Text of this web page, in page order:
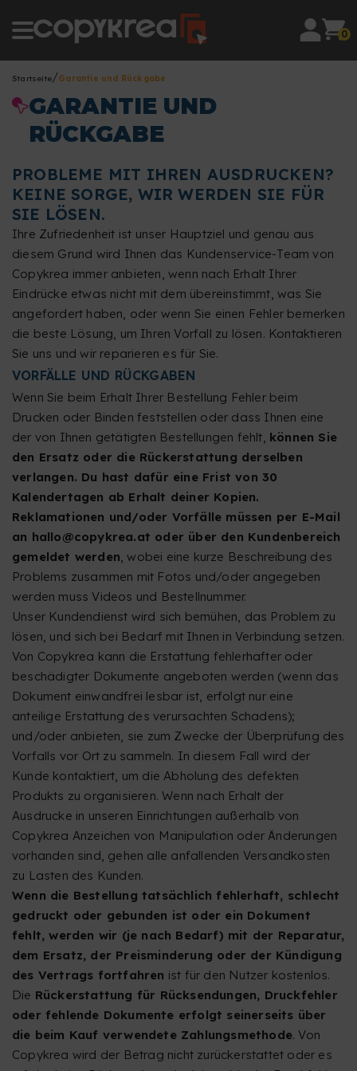
0
Startseite Garantie und Rückgabe
GARANTIE UND
RÜCKGABE
PROBLEME MIT IHREN AUSDRUCKEN?
KEINE SORGE, WIR WERDEN SIE FÜR
SIE LÖSEN.
Ihre Zufriedenheit ist unser Hauptziel und genau aus
diesem Grund wird Ihnen das Kundenservice-Team von
Copykrea immer anbieten, wenn nach Erhalt Ihrer
Eindrücke etwas nicht mit dem übereinstimmt, was Sie
angefordert haben, oder wenn Sie einen Fehler bemerken
die beste Lösung, um Ihren Vorfall zu lösen. Kontaktieren
Sie uns und wir reparieren es für Sie.
VORFÄLLE UND RÜCKGABEN
Wenn Sie beim Erhalt Ihrer Bestellung Fehler beim
Drucken oder Binden feststellen oder dass Ihnen eine
der von Ihnen getätigten Bestellungen fehlt, können Sie
den Ersatz oder die Rückerstattung derselben
verlangen. Du hast dafür eine Frist von 30
Kalendertagen ab Erhalt deiner Kopien.
Reklamationen und/oder Vorfälle müssen per E-Mail
an hallo@copykrea.at oder über den Kundenbereich
gemeldet werden, wobei eine kurze Beschreibung des
Problems zusammen mit Fotos und/oder angegeben
werden muss Videos und Bestellnummer.
Unser Kundendienst wird sich bemühen, das Problem zu
lösen, und sich bei Bedarf mit Ihnen in Verbindung setzen.
Von Copykrea kann die Erstattung fehlerhafter oder
beschädigter Dokumente angeboten werden (wenn das
Dokument einwandfrei lesbar ist, erfolgt nur eine
anteilige Erstattung des verursachten Schadens);
und/oder anbieten, sie zum Zwecke der Überprüfung des
Vorfalls vor Ort zu sammeln. In diesem Fall wird der
Kunde kontaktiert, um die Abholung des defekten
Produkts zu organisieren. Wenn nach Erhalt der
Ausdrucke in unseren Einrichtungen außerhalb von
Copykrea Anzeichen von Manipulation oder Änderungen
vorhanden sind, gehen alle anfallenden Versandkosten
zu Lasten des Kunden.
Wenn die Bestellung tatsächlich fehlerhaft, schlecht
gedruckt oder gebunden ist oder ein Dokument
fehlt, werden wir (je nach Bedarf) mit der Reparatur,
dem Ersatz, der Preisminderung oder der Kündigung
des Vertrags fortfahren ist für den Nutzer kostenlos.
Die Rückerstattung für Rücksendungen, Druckfehler
oder fehlende Dokumente erfolgt seinerseits über
die beim Kauf verwendete Zahlungsmethode. Von
Copykrea wird der Betrag nicht zurückerstattet oder es